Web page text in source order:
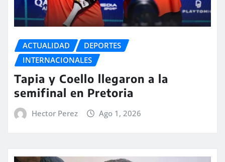
ACTUALIDAD
DEPORTES
INTERNACIONALES
Tapia y Coello llegaron a la
semifinal en Pretoria
Hector Perez Ago 1, 2026